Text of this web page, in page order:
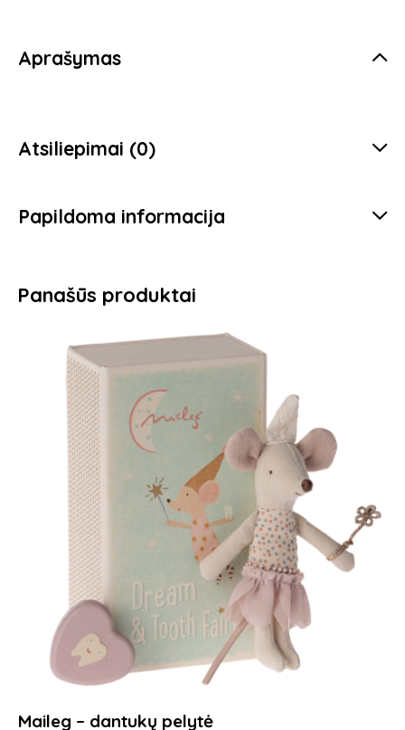
Aprašymas
Atsiliepimai (0)
Papildoma informacija
Panašūs produktai
Maileg – dantukų pelytė